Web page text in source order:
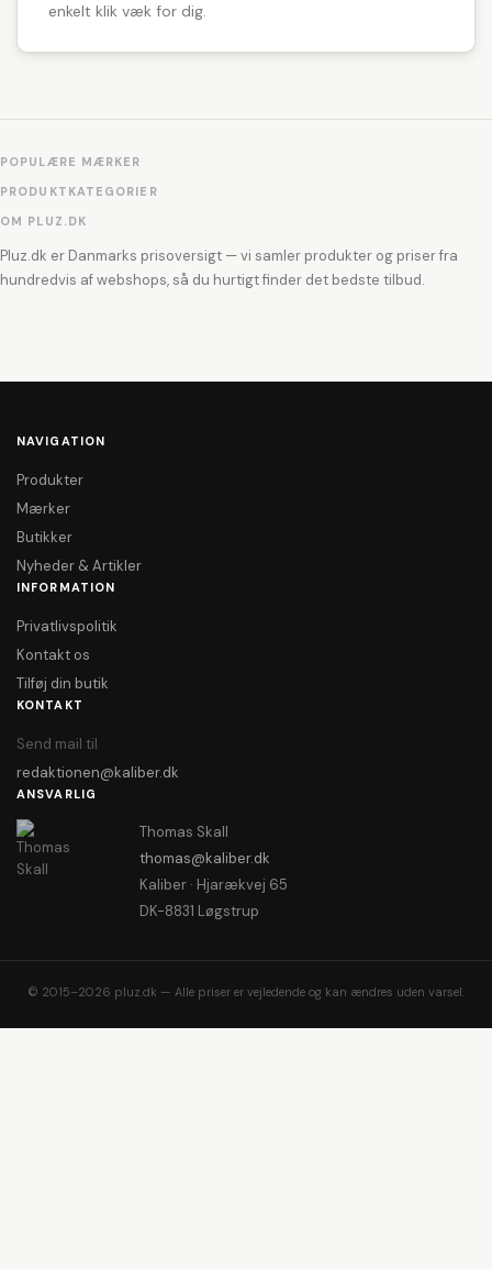
enkelt klik væk for dig.
POPULÆRE MÆRKER
PRODUKTKATEGORIER
OM PLUZ.DK
Pluz.dk er Danmarks prisoversigt — vi samler produkter og priser fra
hundredvis af webshops, så du hurtigt finder det bedste tilbud.
NAVIGATION
Produkter
Mærker
Butikker
Nyheder & Artikler
INFORMATION
Privatlivspolitik
Kontakt os
Tilføj din butik
KONTAKT
Send mail til
redaktionen@kaliber.dk
ANSVARLIG
Thomas Skall
thomas@kaliber.dk
Kaliber · Hjarækvej 65
DK-8831 Løgstrup
© 2015–2026 pluz.dk — Alle priser er vejledende og kan ændres uden varsel.